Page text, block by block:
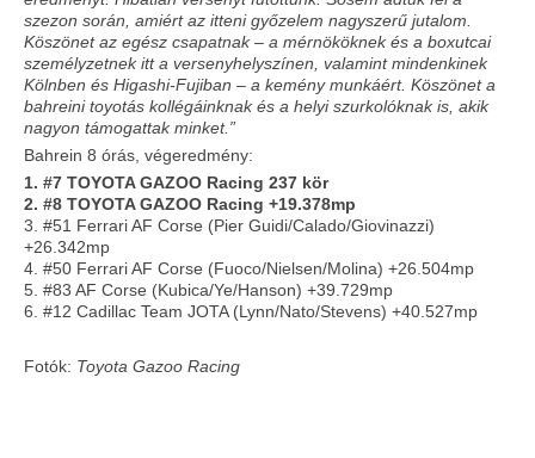
szezon során, amiért az itteni győzelem nagyszerű jutalom.
Köszönet az egész csapatnak – a mérnököknek és a boxutcai
személyzetnek itt a versenyhelyszínen, valamint mindenkinek
Kölnben és Higashi-Fujiban – a kemény munkáért. Köszönet a
bahreini toyotás kollégáinknak és a helyi szurkolóknak is, akik
nagyon támogattak minket.”
Bahrein 8 órás, végeredmény:
1. #7 TOYOTA GAZOO Racing 237 kör
2. #8 TOYOTA GAZOO Racing +19.378mp
3. #51 Ferrari AF Corse (Pier Guidi/Calado/Giovinazzi)
+26.342mp
4. #50 Ferrari AF Corse (Fuoco/Nielsen/Molina) +26.504mp
5. #83 AF Corse (Kubica/Ye/Hanson) +39.729mp
6. #12 Cadillac Team JOTA (Lynn/Nato/Stevens) +40.527mp
Fotók: Toyota Gazoo Racing